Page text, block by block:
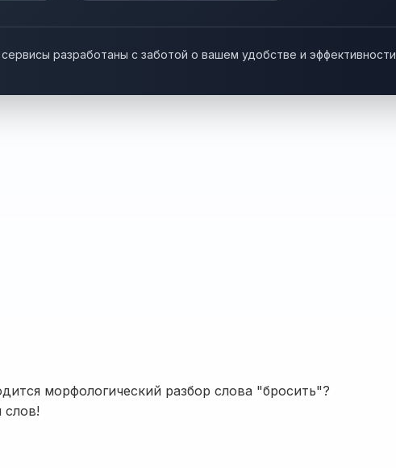
сервисы разработаны с заботой о вашем удобстве и эффективности
морфологический разбор слова "бросить"?
слов!